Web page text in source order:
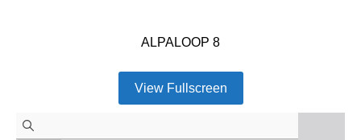
ALPALOOP 8
View Fullscreen